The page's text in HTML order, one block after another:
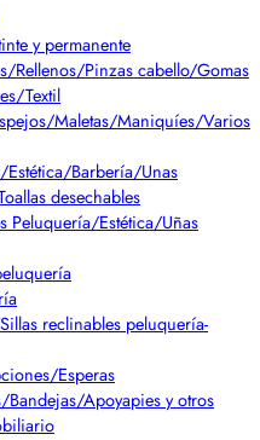
y permanente
Rellenos/Pinzas cabello/Gomas
Textil
Maletas/Maniquíes/Varios
Estética/Barbería/Unas
desechables
Peluquería/Estética/Uñas
reclinables peluquería-
Esperas
Bandejas/Apoyapies y otros